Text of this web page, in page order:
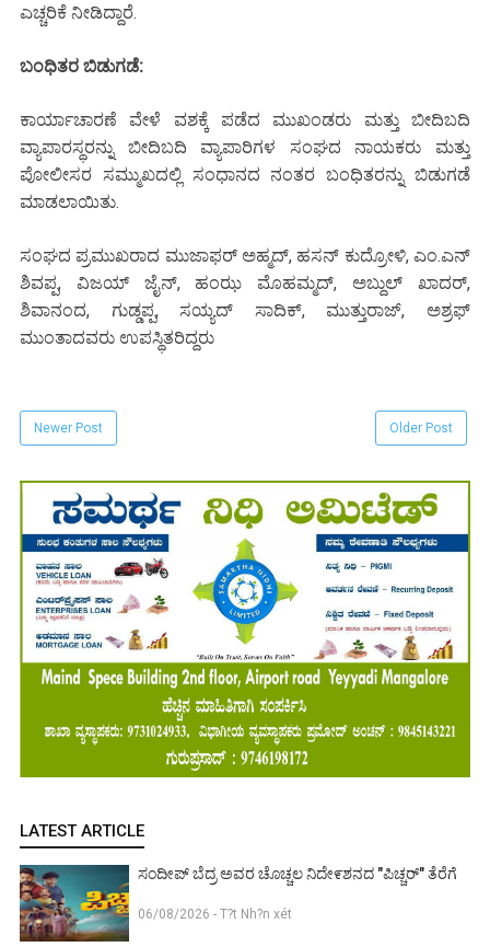
ಎಚ್ಚರಿಕೆ ನೀಡಿದ್ದಾರೆ.
ಬಂಧಿತರ ಬಿಡುಗಡೆ:
ಕಾರ್ಯಾಚಾರಣೆ ವೇಳೆ ವಶಕ್ಕೆ ಪಡೆದ ಮುಖಂಡರು ಮತ್ತು ಬೀದಿಬದಿ
ವ್ಯಾಪಾರಸ್ಥರನ್ನು ಬೀದಿಬದಿ ವ್ಯಾಪಾರಿಗಳ ಸಂಘದ ನಾಯಕರು ಮತ್ತು
ಪೋಲೀಸರ ಸಮ್ಮುಖದಲ್ಲಿ ಸಂಧಾನದ ನಂತರ ಬಂಧಿತರನ್ನು ಬಿಡುಗಡೆ
ಮಾಡಲಾಯಿತು.
ಸಂಘದ ಪ್ರಮುಖರಾದ ಮುಜಾಫರ್ ಅಹ್ಮದ್, ಹಸನ್ ಕುದ್ರೋಳಿ, ಎಂ.ಎನ್
ಶಿವಪ್ಪ, ವಿಜಯ್ ಜೈನ್, ಹಂಝ ಮೊಹಮ್ಮದ್, ಅಬ್ದುಲ್ ಖಾದರ್,
ಶಿವಾನಂದ, ಗುಡ್ಡಪ್ಪ, ಸಯ್ಯದ್ ಸಾದಿಕ್, ಮುತ್ತುರಾಜ್, ಅಶ್ರಫ್
ಮುಂತಾದವರು ಉಪಸ್ಥಿತರಿದ್ದರು
Newer Post Older Post
LATEST ARTICLE
ಸಂದೀಪ್ ಬೆದ್ರ ಅವರ ಚೊಚ್ಚಲ ನಿದೇ೯ಶನದ "ಪಿಚ್ಚರ್" ತೆರೆಗೆ
06/08/2026 - T?t Nh?n xét